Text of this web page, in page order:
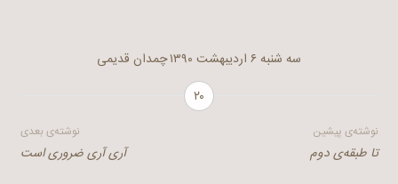
سه شنبه ۶ اردیبهشت ۱۳۹۰
چمدان قدیمی
۲۰
راهبری
نوشته‌ی پیشین
تا طبقه‌ی دوم
نوشته‌ی بعدی
آری آری ضروری است